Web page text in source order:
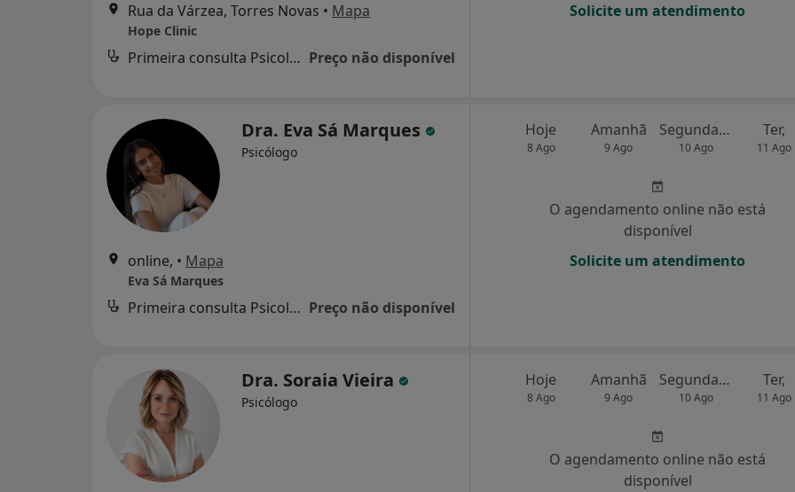
Rua da Várzea, Torres Novas • Mapa
Hope Clinic
Primeira consulta Psicologia Preço não disponível
Solicite um atendimento
Dra. Eva Sá Marques
Psicólogo
online, • Mapa
Eva Sá Marques
Primeira consulta Psicologia Preço não disponível
Hoje
8 Ago
Amanhã
9 Ago
Segunda-feira
10 Ago
Ter,
11 Ago
O agendamento online não está
disponível
Solicite um atendimento
Dra. Soraia Vieira
Psicólogo
Hoje
8 Ago
Amanhã
9 Ago
Segunda-feira
10 Ago
Ter,
11 Ago
O agendamento online não está
disponível